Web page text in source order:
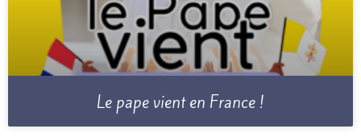
Le pape vient en France !